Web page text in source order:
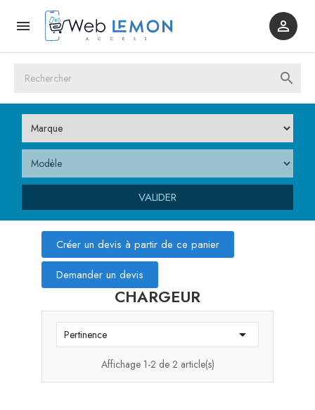
 

VALIDER
Créer un devis à partir de ce panier
Demander un devis
CHARGEUR
Pertinence 
Affichage 1-2 de 2 article(s)